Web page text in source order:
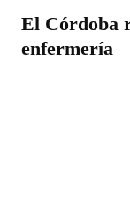
El Córdoba
enfermería